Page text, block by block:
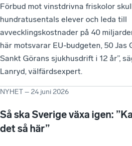
Förbud mot vinstdrivna friskolor
hundratusentals elever och leda till
avvecklingskostnader på 40
här motsvarar EU-budgeten, 50 Jas
Sankt Görans sjukhusdrift i 12 år”,
Lanryd, välfärdsexpert.
NYHET –24 juni 2026
Så ska Sverige växa igen:
det så här”